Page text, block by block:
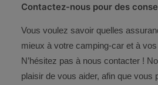
Contactez-nous pour des
Vous voulez savoir quelles
mieux à votre camping-car et à
N’hésitez pas à nous contacter !
plaisir de vous aider, afin que vous